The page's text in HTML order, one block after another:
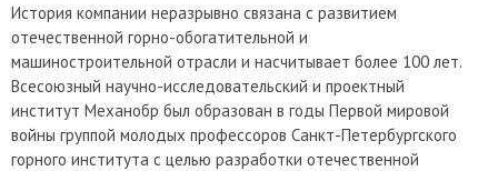
История компании неразрывно связана с развитием
отечественной горно-обогатительной и
машиностроительной отрасли и насчитывает более 100 лет.
Всесоюзный научно-исследовательский и проектный
институт Механобр был образован в годы Первой мировой
войны группой молодых профессоров Санкт-Петербургского
горного института с целью разработки отечественной